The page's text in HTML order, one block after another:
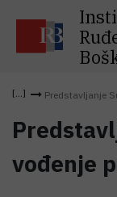
Predstavljanje
vođenje